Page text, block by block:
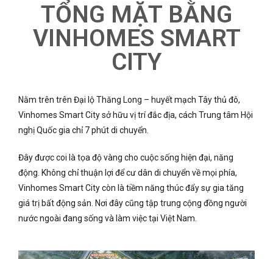
TỔNG MẶT BẰNG
VINHOMES SMART
CITY
Nằm trên trên Đại lộ Thăng Long – huyết mạch Tây thủ đô,
Vinhomes Smart City sở hữu vị trí đắc địa, cách Trung tâm Hội
nghị Quốc gia chỉ 7 phút di chuyển.
Đây được coi là tọa độ vàng cho cuộc sống hiện đại, năng
động. Không chỉ thuận lợi để cư dân di chuyển về mọi phía,
Vinhomes Smart City còn là tiềm năng thúc đẩy sự gia tăng
giá trị bất động sản. Nơi đây cũng tập trung cộng đồng người
nước ngoài đang sống và làm việc tại Việt Nam.